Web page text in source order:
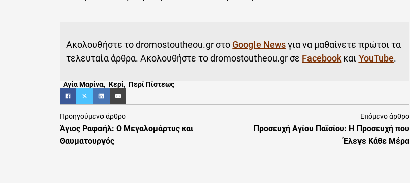
Ακολουθήστε το dromostoutheou.gr στο Google Newsγια να μαθαίνετε πρώτοι τα
τελευταία άρθρα. Ακολουθήστε το dromostoutheou.gr σε Facebook καιYouTube.
Αγία Μαρίνα, Κερί, Περί Πίστεως
Προηγούμενο άρθρο
Άγιος Ραφαήλ: Ο Μεγαλομάρτυς και
Θαυματουργός
Επόμενο άρθρο
Προσευχή Αγίου Παϊσίου: Η Προσευχή που
Έλεγε Κάθε Μέρα